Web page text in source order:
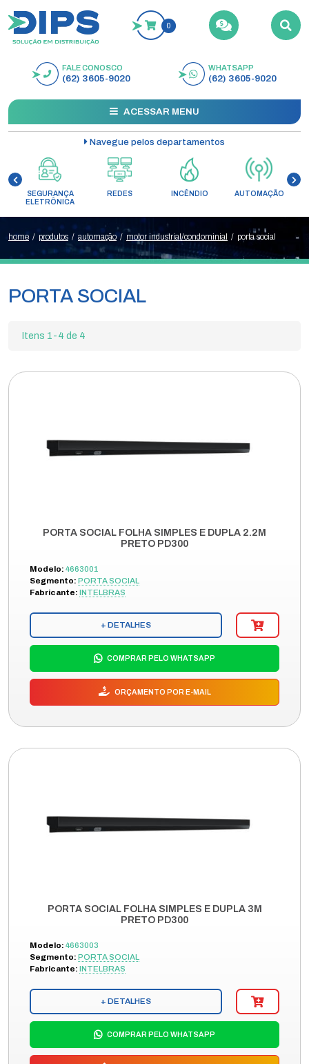
0
BUSCAR
FALE CONOSCO
(62) 3605-9020
WHATSAPP
(62) 3605-9020
ACESSAR MENU
Navegue pelos departamentos
SEGURANÇA
ELETRÔNICA
REDES INCÊNDIO AUTOMAÇÃO
home / produtos / automação / motor industrial/condominial / porta social
PORTA SOCIAL
Itens 1-4 de 4
PORTA SOCIAL FOLHA SIMPLES E DUPLA 2.2M
PRETO PD300
Modelo: 4663001
Segmento: PORTA SOCIAL
Fabricante: INTELBRAS
+ DETALHES
COMPRAR PELO WHATSAPP
ORÇAMENTO POR E-MAIL
PORTA SOCIAL FOLHA SIMPLES E DUPLA 3M
PRETO PD300
Modelo: 4663003
Segmento: PORTA SOCIAL
Fabricante: INTELBRAS
+ DETALHES
COMPRAR PELO WHATSAPP